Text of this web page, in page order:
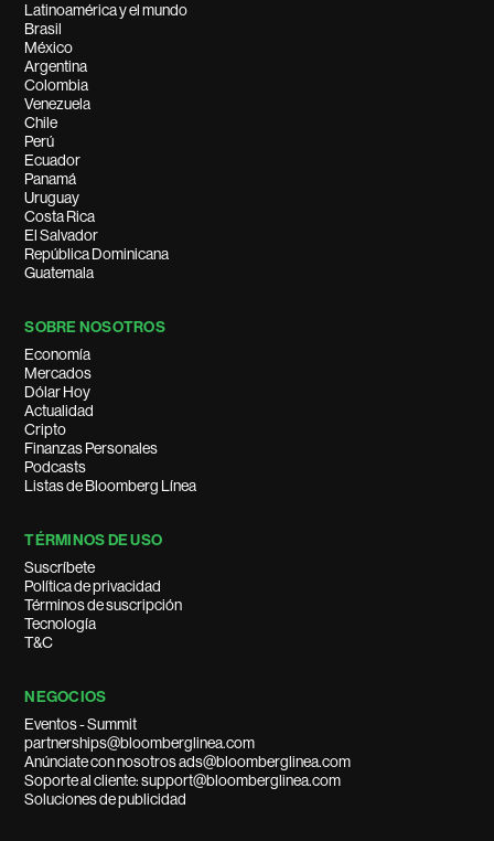
Latinoamérica y el mundo
Brasil
México
Argentina
Colombia
Venezuela
Chile
Perú
Ecuador
Panamá
Uruguay
Costa Rica
El Salvador
República Dominicana
Guatemala
SOBRE NOSOTROS
Economía
Mercados
Dólar Hoy
Actualidad
Cripto
Finanzas Personales
Podcasts
Listas de Bloomberg Línea
TÉRMINOS DE USO
Suscríbete
Política de privacidad
Términos de suscripción
Tecnología
T&C
NEGOCIOS
Eventos - Summit
partnerships@bloomberglinea.com
Anúnciate con nosotros ads@bloomberglinea.com
Soporte al cliente: support@bloomberglinea.com
Soluciones de publicidad